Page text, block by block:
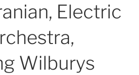
Electric
Wilburys